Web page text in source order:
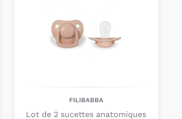
FILIBABBA
Lot de 2 sucettes anatomiques